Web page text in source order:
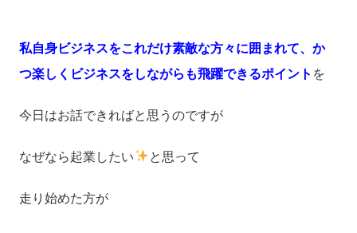
私自身ビジネスをこれだけ素敵な方々に囲まれて、か
つ楽しくビジネスをしながらも飛躍できるポイント を
今日はお話できればと思うのですが
なぜなら起業したい と思って
走り始めた方が